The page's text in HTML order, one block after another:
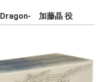
加藤晶 役